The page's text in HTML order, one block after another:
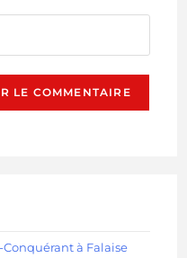
à Falaise